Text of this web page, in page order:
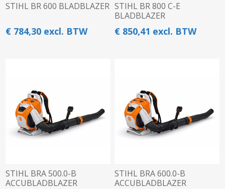
STIHL BR 600 BLADBLAZER
€ 784,30 excl. BTW
STIHL BR 800 C-E
BLADBLAZER
€ 850,41 excl. BTW
STIHL BRA 500.0-B
ACCUBLADBLAZER
STIHL BRA 600.0-B
ACCUBLADBLAZER